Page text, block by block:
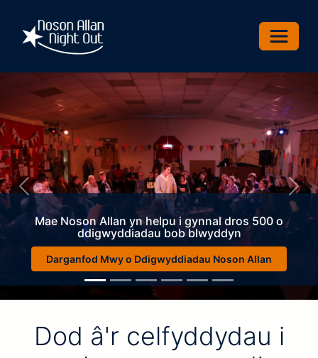
Mae Noson Allan yn helpu i gynnal dros 500 o
ddigwyddiadau bob blwyddyn
Darganfod Mwy o Ddigwyddiadau Noson Allan
Previous Next
Dod â'r celfyddydau i